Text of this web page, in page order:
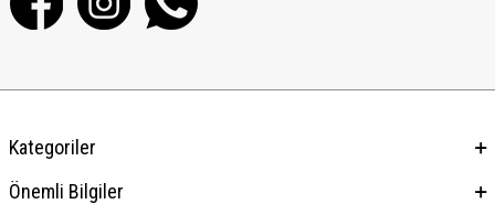
Kategoriler
Önemli Bilgiler